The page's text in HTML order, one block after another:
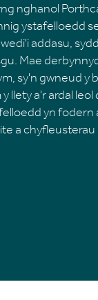
nghanol
ystafelloedd
addasu,
Mae
sy'n gwneud y
llety a'r ardal
yn fodern
a